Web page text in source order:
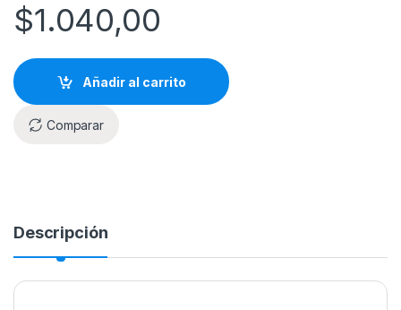
$1.040,00
Añadir al carrito
Comparar
Descripción